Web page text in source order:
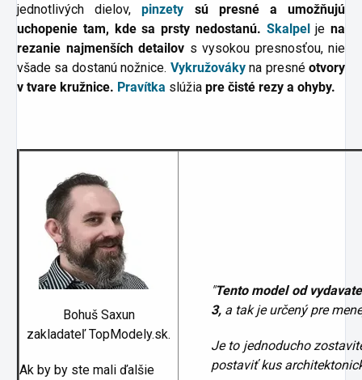
jednotlivých dielov,pinzety sú presné a umožňujú
uchopenie tam, kde sa prsty nedostanú. Skalpelje na
rezanie najmenších detailov s vysokou presnosťou, nie
všade sa dostanú nožnice. Vykružováky na presnéotvory
v tvare kružnice. Pravítka slúžia pre čisté rezy a ohyby.
Bohuš Saxun
zakladateľ TopModely.sk.
Ak by by ste mali ďalšie
"Tento model od
3, a tak je určený pre
Je to jednoducho
postaviť kus